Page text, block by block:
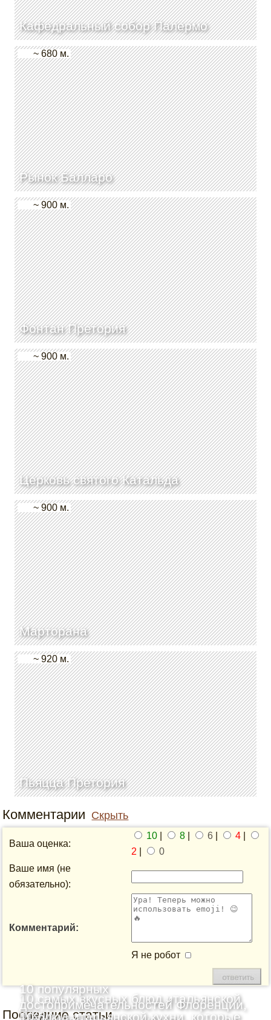
Кафедральный собор Палермо
Рынок Балларо
~ 680 м.
Фонтан Претория
~ 900 м.
Церковь святого Катальда
~ 900 м.
Марторана
~ 900 м.
Пьяцца Претория
~ 920 м.
Комментарии Скрыть
Ваша оценка:
10 8 6 4
2
0
Ваше имя (не
обязательно):
Комментарий:
Я не робот
Последние статьи
10 самых вкусных блюд итальянской
кухни
10 популярных
достопримечательностей Флоренции,
10 блюд итальянской кухни, которые